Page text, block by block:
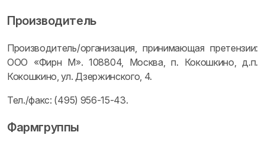
Производитель
Производитель/организация, принимающая претензии:
ООО «Фирн М». 108804, Москва, п. Кокошкино, д.п.
Кокошкино, ул. Дзержинского, 4.
Тел./факс: (495) 956-15-43.
Фармгруппы